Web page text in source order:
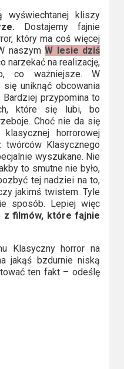
wyświechtanej kliszy
Dostajemy fajnie
który ma coś więcej
naszymW lesie dziś
narzekać na realizację,
co ważniejsze. W
się uniknąć obcowania
przypomina to
które się lubi, bo
Choć nie da się
horrorowej
Klasycznego
wyszukane. Nie
to smutne nie było,
tej nadziei na to,
jakimś twistem. Tyle
sposób. Lepiej więc
z filmów, które fajnie
Klasyczny horror na
jakąś bzdurnie niską
ten fakt – odeślę